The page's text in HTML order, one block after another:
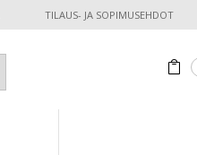
TILAUS- JA SOPIMUSEHDOT